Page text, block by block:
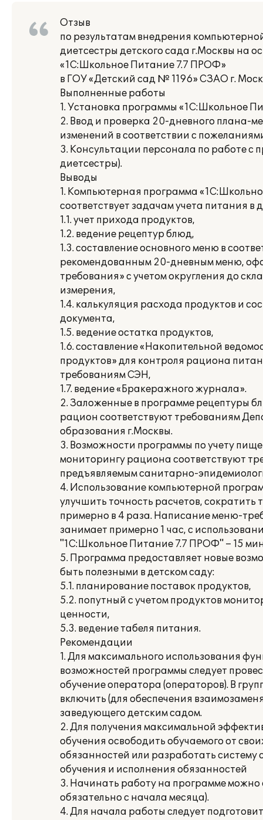
Отзыв
по результатам внедрения
диетсестры детского сада г.Москвы на
«1С:Школьное Питание 7.7 ПРОФ»
в ГОУ «Детский сад № 1196» СЗАО г.
Выполненные работы
1. Установка программы «1С:Школьное
2. Ввод и проверка 20-дневного плана-
изменений в соответствии с
3. Консультации персонала по работе с
диетсестры).
Выводы
1. Компьютерная программа
соответствует задачам учета питания в
1.1. учет прихода продуктов,
1.2. ведение рецептур блюд,
1.3. составление основного меню в
рекомендованным 20-дневным меню,
требования» с учетом округления до
измерения,
1.4. калькуляция расхода продуктов и
документа,
1.5. ведение остатка продуктов,
1.6. составление «Накопительной
продуктов» для контроля рациона
требованиям СЭН,
1.7. ведение «Бракеражного журнала».
2. Заложенные в программе рецептуры
рацион соответствуют требованиям
образования г.Москвы.
3. Возможности программы по учету
мониторингу рациона соответствуют
предъявляемым санитарно-
4. Использование компьютерной
улучшить точность расчетов, сократить
примерно в 4 раза. Написание меню-
занимает примерно 1 час, с
"1С:Школьное Питание 7.7 ПРОФ" – 15
5. Программа предоставляет новые
быть полезными в детском саду:
5.1. планирование поставок продуктов,
5.2. попутный с учетом продуктов
ценности,
5.3. ведение табеля питания.
Рекомендации
1. Для максимального использования
возможностей программы следует
обучение оператора (операторов). В
включить (для обеспечения
заведующего детским садом.
2. Для получения максимальной
обучения освободить обучаемого от
обязанностей или разработать систему
обучения и исполнения обязанностей
3. Начинать работу на программе можно
обязательно с начала месяца).
4. Для начала работы следует